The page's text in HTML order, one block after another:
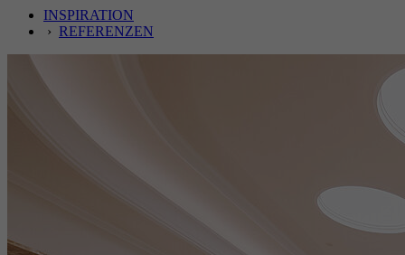
INSPIRATION
› REFERENZEN